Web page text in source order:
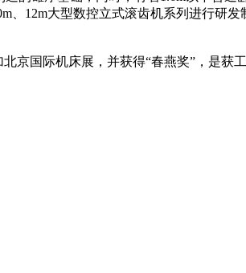
、12m大型数控立式滚齿机系列进行研
京国际机床展，并获得“春燕奖”，是获